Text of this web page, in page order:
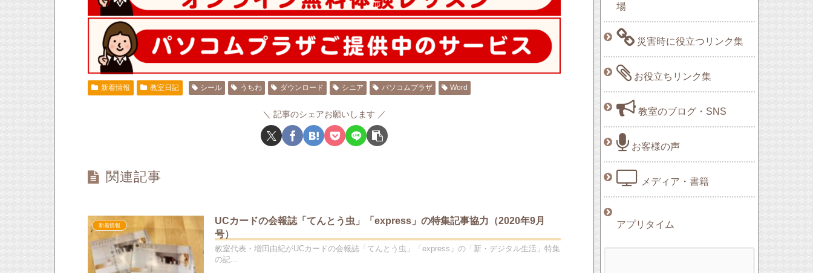
新着情報 教室日記 シール うちわ ダウンロード シニア パソコムプラザ Word
記事のシェアお願いします
関連記事
新着情報
UCカードの会報誌「てんとう虫」「express」の特集記事協力（2020年9月
号）
教室代表・増田由紀がUCカードの会報誌「てんとう虫」「express」の「新・デジタル生活」特集
の記...
場
災害時に役立つリンク集
お役立ちリンク集
教室のブログ・SNS
お客様の声
メディア・書籍
アプリタイム